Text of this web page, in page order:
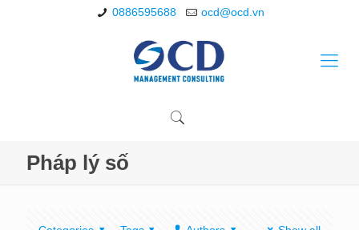
0886595688 ocd@ocd.vn
Pháp lý số